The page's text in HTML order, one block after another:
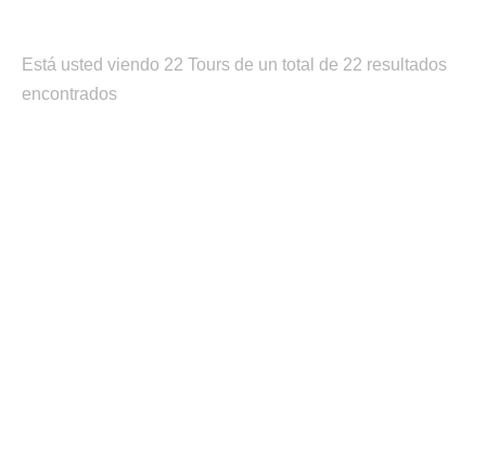
Está usted viendo 22 Tours de un total de 22 resultados
encontrados